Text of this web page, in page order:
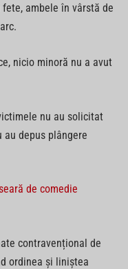
ambele în vârstă de
nicio minoră nu a avut
nu au solicitat
depus plângere
de comedie
contravențional de
ordinea și liniștea